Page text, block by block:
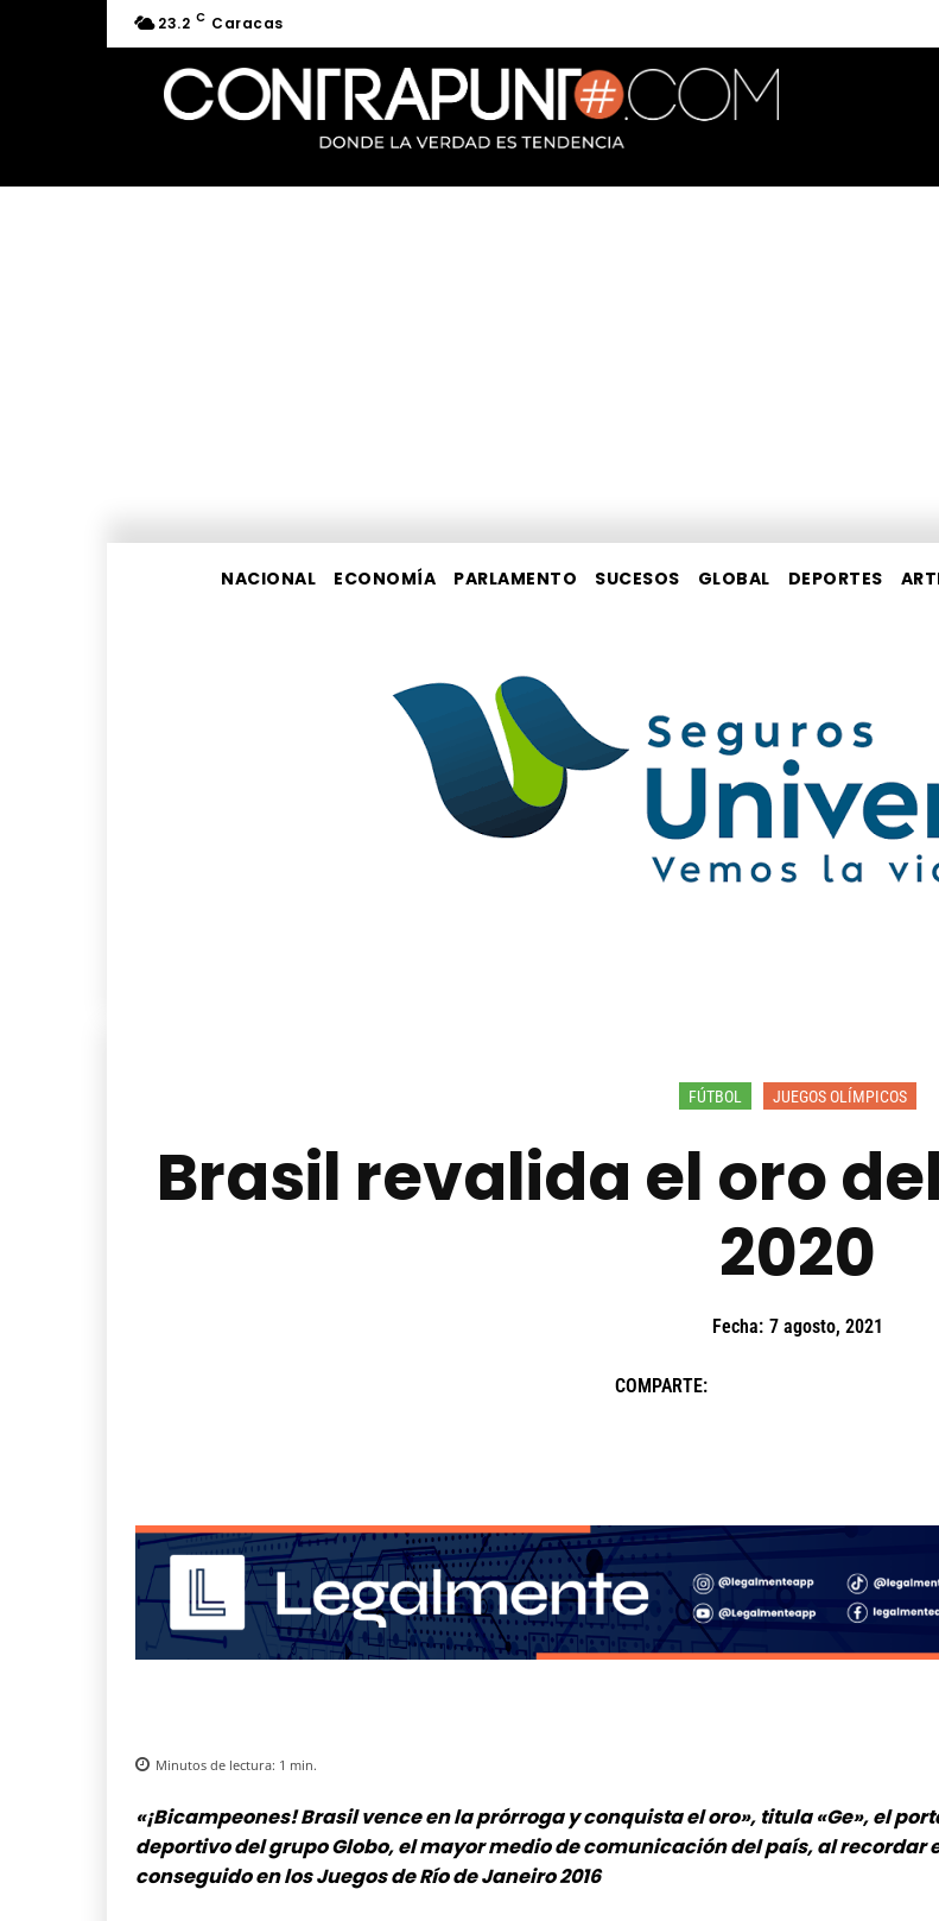
23.2 C Caracas
NACIONAL ECONOMÍA PARLAMENTO SUCESOS GLOBAL DEPORTES
FÚTBOL JUEGOS OLÍMPICOS
Brasil revalida el oro
2020
Fecha: 7 agosto, 2021
COMPARTE:
Minutos de lectura: 1 min.
«¡Bicampeones! Brasil vence en la prórroga y conquista el oro», titula «Ge», el
deportivo del grupo Globo, el mayor medio de comunicación del país, al recordar
conseguido en los Juegos de Río de Janeiro 2016